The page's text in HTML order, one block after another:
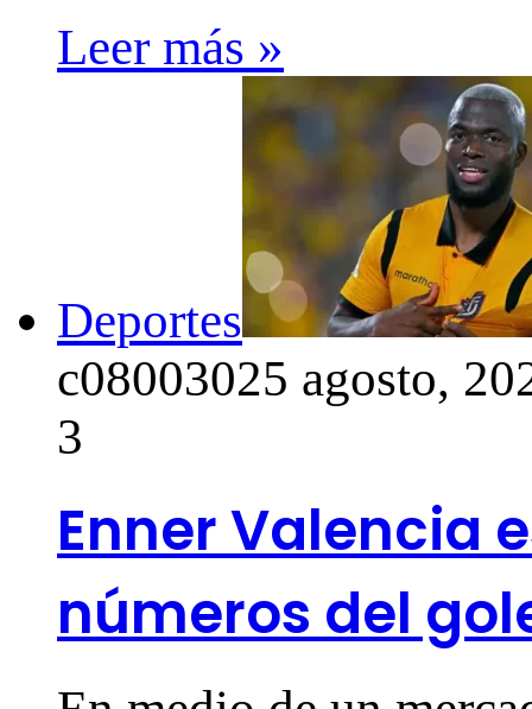
Leer más »
Deportes
c08003025 agosto,
3
Enner Valencia
números del